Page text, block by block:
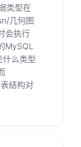
类型在
几何图
会执行
MySQL
什么类型
结构对